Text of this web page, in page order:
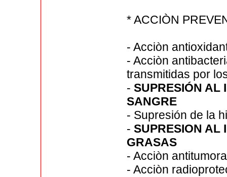
* ACCIÒN
- Acciòn
- Acciòn
transmitidas por
-SUPRESIÓN AL
SANGRE
- Supresión de la
-SUPRESION AL
GRASAS
- Acciòn
- Acciòn